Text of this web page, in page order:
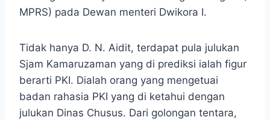
MPRS) pada Dewan menteri Dwikora I.
Tidak hanya D. N. Aidit, terdapat pula julukan
Sjam Kamaruzaman yang di prediksi ialah figur
berarti PKI. Dialah orang yang mengetuai
badan rahasia PKI yang di ketahui dengan
julukan Dinas Chusus. Dari golongan tentara,